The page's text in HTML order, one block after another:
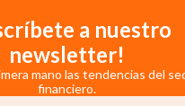
a nuestro
newsletter!
mano las tendencias del
financiero.